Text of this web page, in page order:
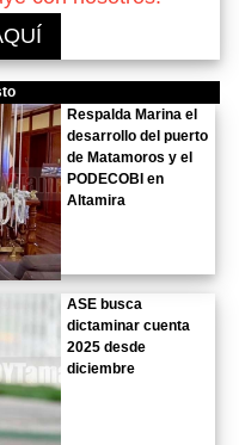
Respalda Marina el
desarrollo del puerto
de Matamoros y el
PODECOBI en
Altamira
ASE busca
dictaminar cuenta
2025 desde
diciembre